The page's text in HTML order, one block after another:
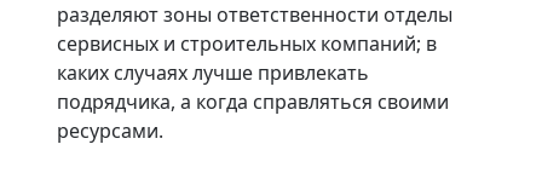
разделяют зоны ответственности отделы
сервисных и строительных компаний; в
каких случаях лучше привлекать
подрядчика, а когда справляться своими
ресурсами.